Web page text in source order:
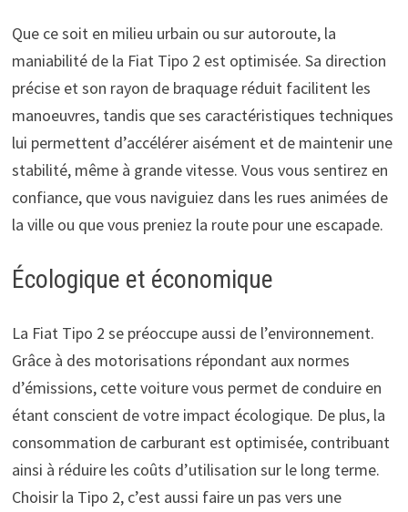
Que ce soit en milieu urbain ou sur autoroute, la
maniabilité de la Fiat Tipo 2 est optimisée. Sa direction
précise et son rayon de braquage réduit facilitent les
manoeuvres, tandis que ses caractéristiques techniques
lui permettent d’accélérer aisément et de maintenir une
stabilité, même à grande vitesse. Vous vous sentirez en
confiance, que vous naviguiez dans les rues animées de
la ville ou que vous preniez la route pour une escapade.
Écologique et économique
La Fiat Tipo 2 se préoccupe aussi de l’environnement.
Grâce à des motorisations répondant aux normes
d’émissions, cette voiture vous permet de conduire en
étant conscient de votre impact écologique. De plus, la
consommation de carburant est optimisée, contribuant
ainsi à réduire les coûts d’utilisation sur le long terme.
Choisir la Tipo 2, c’est aussi faire un pas vers une